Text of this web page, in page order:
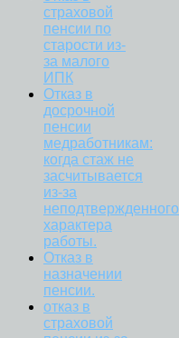
страховой
пенсии по
старости из-
за малого
ИПК
Отказ в
досрочной
пенсии
медработникам:
когда стаж не
засчитывается
из-за
неподтвержденного
характера
работы.
Отказ в
назначении
пенсии.
отказ в
страховой